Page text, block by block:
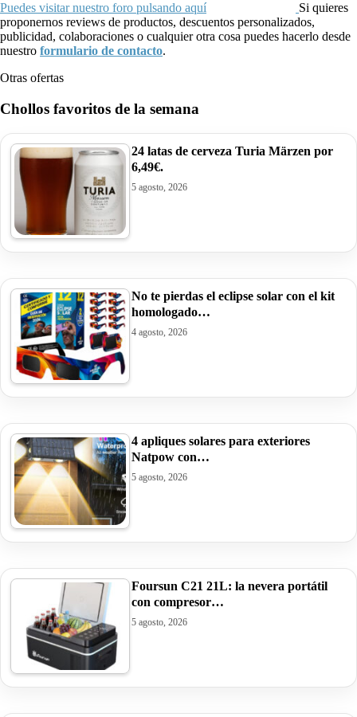
Puedes visitar nuestro foro pulsando aquí
Si quieres
proponernos reviews de productos, descuentos personalizados,
publicidad, colaboraciones o cualquier otra cosa puedes hacerlo desde
nuestro formulario de contacto.
Otras ofertas
Chollos favoritos de la semana
24 latas de cerveza Turia Märzen por
6,49€.
5 agosto, 2026
No te pierdas el eclipse solar con el kit
homologado…
4 agosto, 2026
4 apliques solares para exteriores
Natpow con…
5 agosto, 2026
Foursun C21 21L: la nevera portátil
con compresor…
5 agosto, 2026